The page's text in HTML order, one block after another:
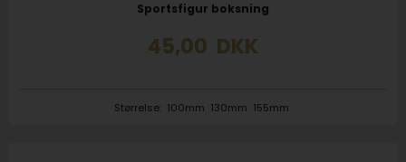
Sportsfigur boksning
45,00 DKK
Størrelse: 100mm 130mm 155mm